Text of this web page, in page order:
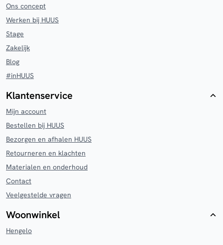
Ons concept
Werken bij HUUS
Stage
Zakelijk
Blog
#inHUUS
Klantenservice
Mijn account
Bestellen bij HUUS
Bezorgen en afhalen HUUS
Retourneren en klachten
Materialen en onderhoud
Contact
Veelgestelde vragen
Woonwinkel
Hengelo